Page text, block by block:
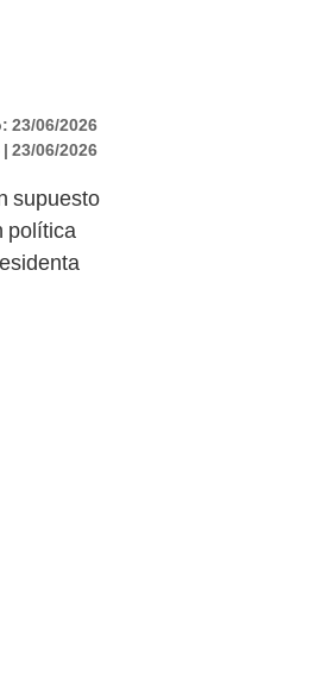
23/06/2026
| 23/06/2026
supuesto
política